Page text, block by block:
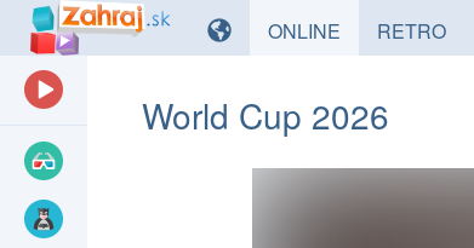
ONLINE HRYRETROHRY
World Cup 2026